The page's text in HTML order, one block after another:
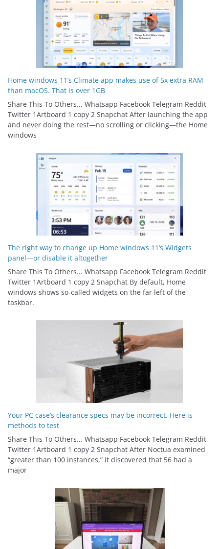
Home windows 11’s Climate app makes use of 5x extra RAM
than macOS. That is over 1GB
Share This To Others... Whatsapp Facebook Telegram Reddit
Twitter 1Artboard 1 copy 2 Snapchat After launching the app
and never doing the rest—no scrolling or clicking—the Home
windows
The right way to change up Home windows 11’s Widgets
panel—or disable it altogether
Share This To Others... Whatsapp Facebook Telegram Reddit
Twitter 1Artboard 1 copy 2 Snapchat By default, Home
windows shows so-called widgets on the far left of the
taskbar.
Your PC case’s clearance specs may be incorrect. Here is
methods to test
Share This To Others... Whatsapp Facebook Telegram Reddit
Twitter 1Artboard 1 copy 2 Snapchat After Noctua examined
“greater than 100 instances,” it discovered that 56 had a
major